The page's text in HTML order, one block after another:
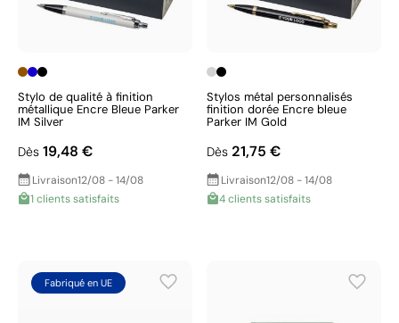
Stylo de qualité à finition
métallique Encre Bleue Parker
IM Silver
Dès 19,48 €
Livraison12/08 - 14/08
1 clients satisfaits
Stylos métal personnalisés
finition dorée Encre bleue
Parker IM Gold
Dès 21,75 €
Livraison12/08 - 14/08
4 clients satisfaits
Fabriqué en UE